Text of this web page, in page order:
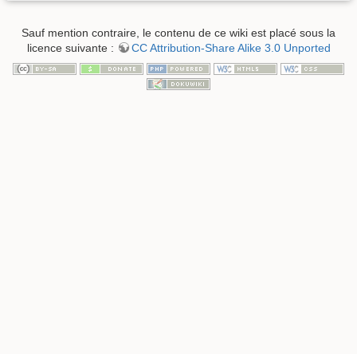
Sauf mention contraire, le contenu de ce wiki est placé sous la
licence suivante :
CC Attribution-Share Alike 3.0 Unported